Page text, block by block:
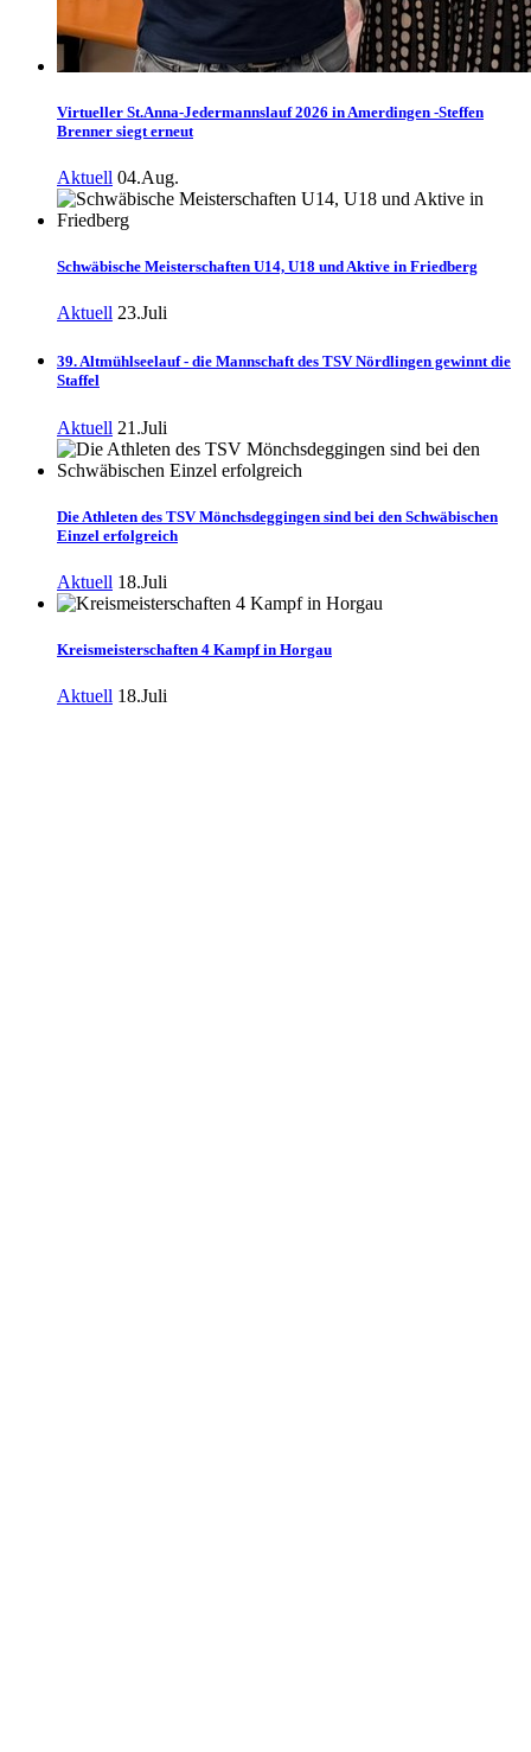
Virtueller St.Anna-Jedermannslauf 2026 in Amerdingen -Steffen
Brenner siegt erneut
Aktuell 04.Aug.
Schwäbische Meisterschaften U14, U18 und Aktive in Friedberg
Aktuell 23.Juli
39. Altmühlseelauf - die Mannschaft des TSV Nördlingen gewinnt die
Staffel
Aktuell 21.Juli
Die Athleten des TSV Mönchsdeggingen sind bei den Schwäbischen
Einzel erfolgreich
Aktuell 18.Juli
Kreismeisterschaften 4 Kampf in Horgau
Aktuell 18.Juli